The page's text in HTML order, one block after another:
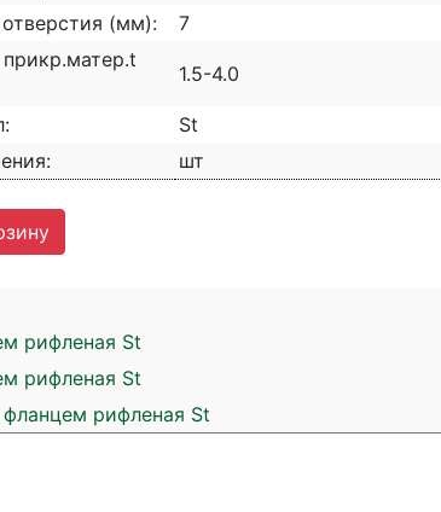
(мм):
7
1.5-4.0
St
шт
рифленая St
рифленая St
рифленая St